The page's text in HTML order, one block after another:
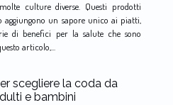
culture diverse. Questi prodotti
un sapore unico ai piatti,
di benefici per la salute che sono
articolo,...
scegliere la coda da
e bambini